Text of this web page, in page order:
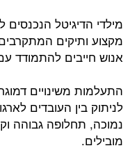
מילדי הדיגיטל
מקצוע ותיקים
אנוש חייבים להתמודד
התעלמות משינויים
לניתוק בין העובדים
נמוכה, תחלופה גבוהה
מובילים.